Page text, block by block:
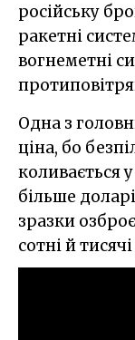
російську
ракетні
вогнеметні
Одна з
ціна, бо
коливається
більше
зразки
сотні й